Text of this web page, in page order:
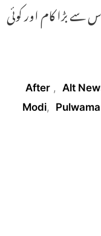
بڑا کام اور کوئی
After , Alt
Modi,